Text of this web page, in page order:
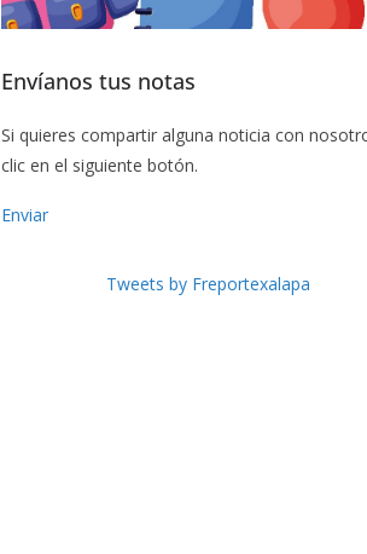
Envíanos tus notas
Si quieres compartir alguna noticia con
clic en el siguiente botón.
Enviar
Tweets by Freportexalapa